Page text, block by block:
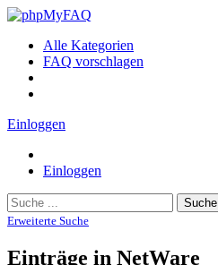
Alle Kategorien
FAQ vorschlagen
Einloggen
Einloggen
Suche
Erweiterte Suche
Einträge in NetWare